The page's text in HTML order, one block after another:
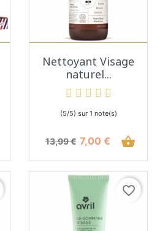
Nettoyant Visage
naturel...
(5/5) sur 1 note(s)
Prix de base
13,99 € Prix
7,00 € shopping_basket
favorite_border